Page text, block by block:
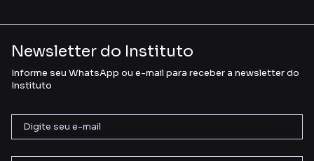
Newsletter do Instituto
Informe seu WhatsApp ou e-mail para receber a newsletter do
Instituto